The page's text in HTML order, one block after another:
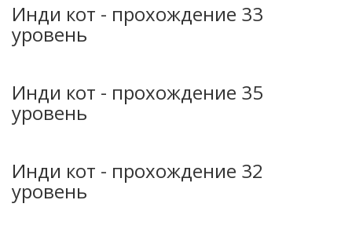
Инди кот - прохождение 33
уровень
Инди кот - прохождение 35
уровень
Инди кот - прохождение 32
уровень